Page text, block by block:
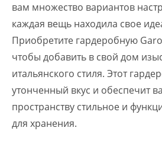
вам множество вариантов
каждая вещь находила свое
Приобретите гардеробную
чтобы добавить в свой дом
итальянского стиля. Этот
утонченный вкус и обеспечит
пространству стильное и
для хранения.